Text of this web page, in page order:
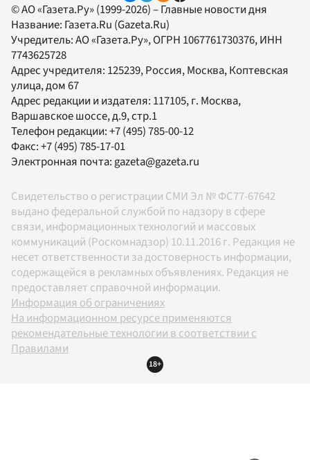
© АО «Газета.Ру» (1999-2026) – Главные новости дня
Название: Газета.Ru (Gazeta.Ru)
Учредитель:АО «Газета.Ру», ОГРН 1067761730376, ИНН
7743625728
Адрес учредителя: 125239, Россия, Москва, Коптевская
улица, дом 67
Адрес редакции и издателя: 117105, г. Москва,
Варшавское шоссе, д.9, стр.1
Телефон редакции:+7 (495) 785-00-12
Факс:+7 (495) 785-17-01
Электронная почта: gazeta@gazeta.ru
Свидетельство о регистрации СМИ Эл № ФС77-67642
выдано федеральной службой по надзору в сфере
связи, информационных технологий и массовых
коммуникаций (Роскомнадзор) 10.11.2016 г. Редакция не
несет ответственности за достоверность информации,
содержащейся в рекламных объявлениях. Редакция не
предоставляет справочной информации.
Информация об ограничениях
На информационном ресурсе применяются
рекомендательные технологии в соответствии с
Правилами
18+